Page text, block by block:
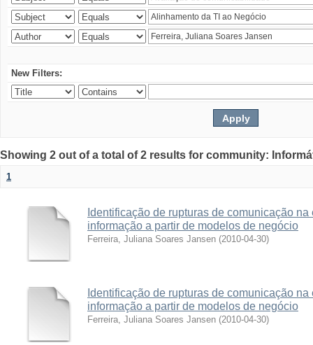
New Filters:
Showing 2 out of a total of 2 results for community:
1
Identificação de rupturas de comunicação
informação a partir de modelos de negócio
Ferreira, Juliana Soares Jansen (2010-04-30)
Identificação de rupturas de comunicação
informação a partir de modelos de negócio
Ferreira, Juliana Soares Jansen (2010-04-30)